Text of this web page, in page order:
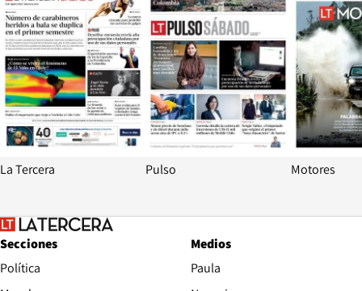
La Tercera Pulso Motores
Secciones
Política
Medios
Paula